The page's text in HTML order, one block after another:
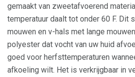
gemaakt van zweetafvoerend
temperatuur daalt tot onder 60 F. Dit
mouwen en v-hals met lange
polyester dat vocht van uw huid
goed voor herfsttemperaturen
afkoeling wilt. Het is verkrijgbaar in